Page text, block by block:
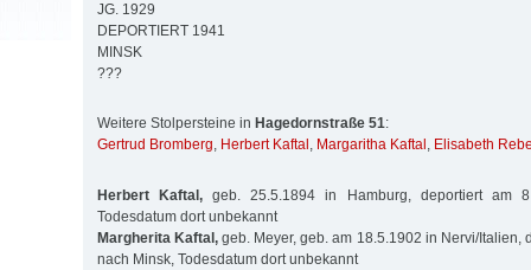
JG. 1929
DEPORTIERT 1941
MINSK
???
Weitere Stolpersteine in Hagedornstraße 51:
Gertrud Bromberg, Herbert Kaftal , Margaritha Kaftal , Elisabeth
Herbert Kaftal, geb. 25.5.1894 in Hamburg, deportiert am
Todesdatum dort unbekannt
Margherita Kaftal, geb. Meyer, geb. am 18.5.1902 in Nervi/Italien,
nach Minsk, Todesdatum dort unbekannt